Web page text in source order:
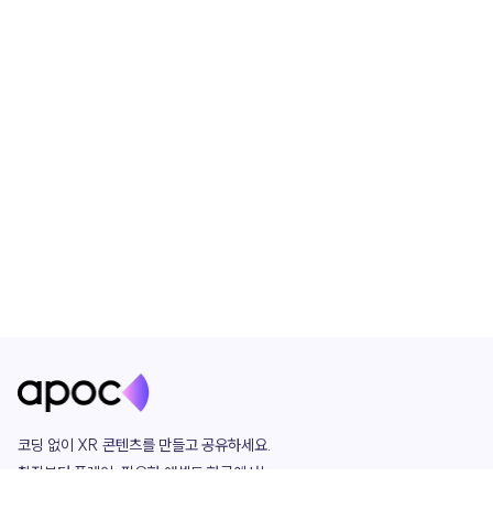
코딩 없이 XR 콘텐츠를 만들고 공유하세요.
창작부터 플레이, 필요한 애셋도 한곳에서!